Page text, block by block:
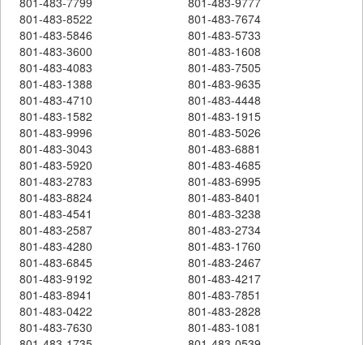
801-483-8522
801-483-7674
801-483-5846
801-483-5733
801-483-3600
801-483-1608
801-483-4083
801-483-7505
801-483-1388
801-483-9635
801-483-4710
801-483-4448
801-483-1582
801-483-1915
801-483-9996
801-483-5026
801-483-3043
801-483-6881
801-483-5920
801-483-4685
801-483-2783
801-483-6995
801-483-8824
801-483-8401
801-483-4541
801-483-3238
801-483-2587
801-483-2734
801-483-4280
801-483-1760
801-483-6845
801-483-2467
801-483-9192
801-483-4217
801-483-8941
801-483-7851
801-483-0422
801-483-2828
801-483-7630
801-483-1081